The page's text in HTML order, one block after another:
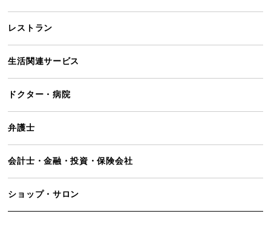
レストラン
生活関連サービス
ドクター・病院
弁護士
会計士・金融・投資・保険会社
ショップ・サロン